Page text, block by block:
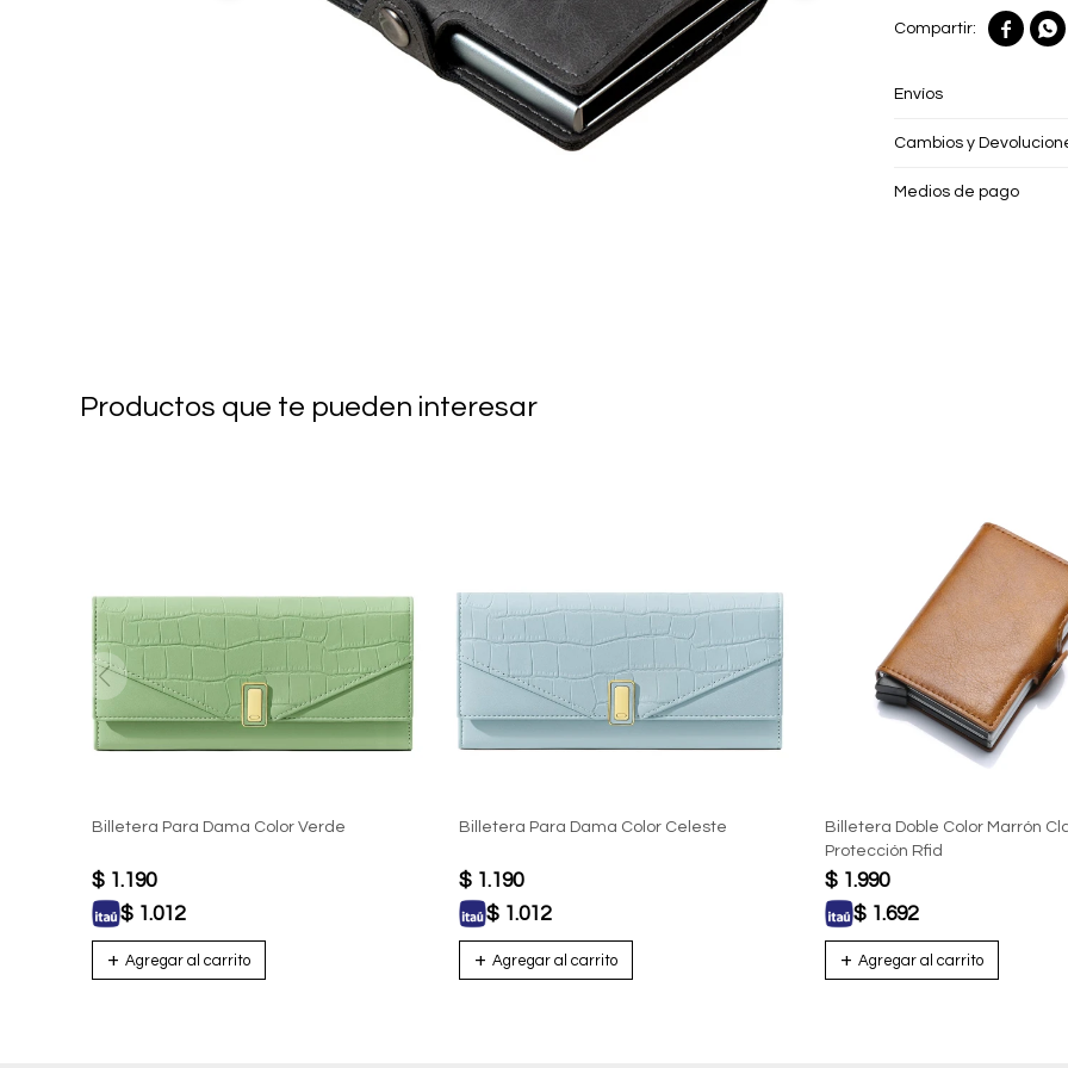
 
Envíos
Cambios y
Medios de pago
Productos que te pueden interesar
Billetera Para Dama Color Verde
$ 1.190
$ 1.012
Billetera Para Dama Color Celeste
$ 1.190
$ 1.012
Billetera Doble Color Marrón
Protección Rfid
$ 1.990
$ 1.692